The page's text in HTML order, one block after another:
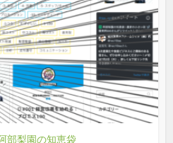
部梨園の知恵袋